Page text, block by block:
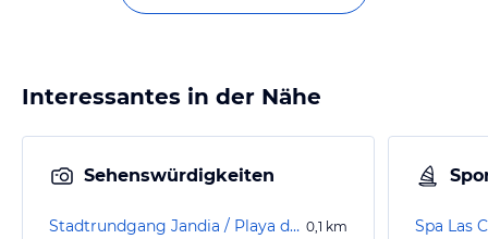
Interessantes in der Nähe
Sehenswürdigkeiten
Stadtrundgang Jandia / Playa de Jandia 0,1 km Spa Las